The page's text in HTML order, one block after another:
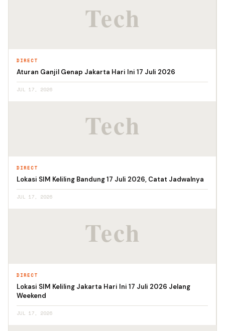
DIRECT
Aturan Ganjil Genap Jakarta Hari Ini 17 Juli 2026
JUL 17, 2026
DIRECT
Lokasi SIM Keliling Bandung 17 Juli 2026, Catat Jadwalnya
JUL 17, 2026
DIRECT
Lokasi SIM Keliling Jakarta Hari Ini 17 Juli 2026 Jelang
Weekend
JUL 17, 2026